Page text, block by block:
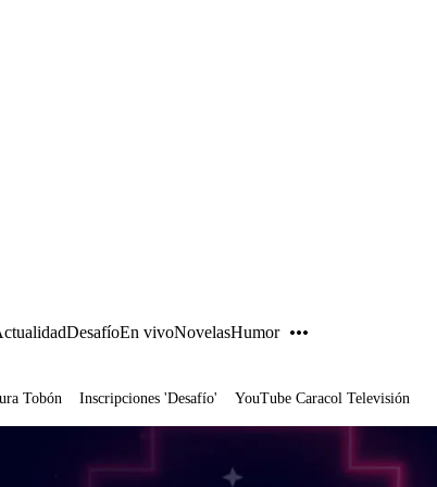
DesafíoEn vivoNovelasHumor
Tobón Inscripciones 'Desafío' YouTube Caracol Televisión